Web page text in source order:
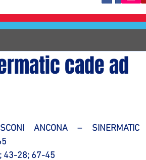
cade ad
ANCONA – SINERMATIC
43-28; 67-45